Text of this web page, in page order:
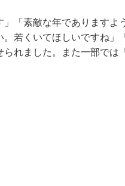
「素敵な年でありますよ
若くいてほしいですね」
れました。また一部では